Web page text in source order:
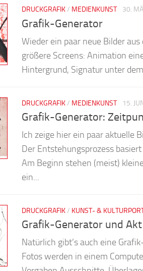
DRUCKGRAFIK/ MEDIENKUNST 30.
Grafik-Generator
Wieder ein paar neue Bilder
größere Screens: Animation
Hintergrund, Signatur unter
DRUCKGRAFIK/ MEDIENKUNST 15.
Grafik-Generator:
Ich zeige hier ein paar aktuelle
Der Entstehungsprozess
Am Beginn stehen (meist)
ein...
DRUCKGRAFIK/ KUNST- &
Grafik-Generator und Akt
Natürlich gibt’s auch eine
Fotos werden in einem